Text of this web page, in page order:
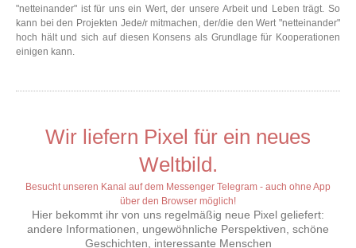
"netteinander" ist für uns ein Wert, der unsere Arbeit und Leben trägt. So
kann bei den Projekten Jede/r mitmachen, der/die den Wert "netteinander"
hoch hält und sich auf diesen Konsens als Grundlage für Kooperationen
einigen kann.
Wir liefern Pixel für ein neues
Weltbild.
Besucht unseren Kanal auf dem Messenger Telegram - auch ohne App
über den Browser möglich!
Hier bekommt ihr von uns regelmäßig neue Pixel geliefert:
andere Informationen, ungewöhnliche Perspektiven, schöne
Geschichten, interessante Menschen